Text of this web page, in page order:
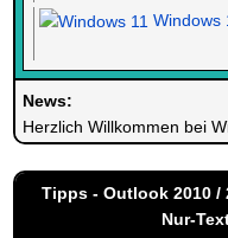
Windows
News:
Herzlich Willkommen bei
Tipps - Outlook 2010 /
Nur-